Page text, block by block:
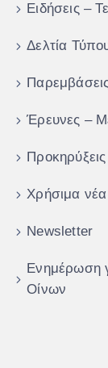
Ειδήσεις –
Δελτία
Παρεμβάσεις
Έρευνες –
Χρήσιμα νέα
Newsletter
Ενημέρωση
Οίνων